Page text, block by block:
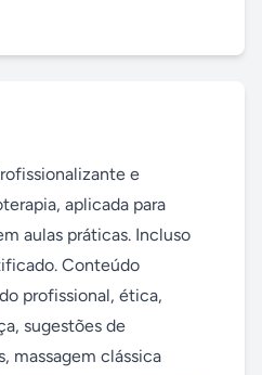
e
aplicada para
aulas práticas. Incluso
Conteúdo
profissional, ética,
sugestões de
massagem clássica